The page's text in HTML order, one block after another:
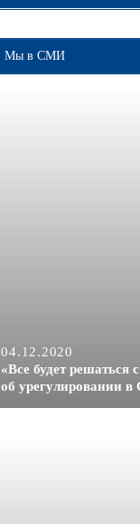
Мы в СМИ
04.12.2020
«Все будет решаться
об урегулировании в